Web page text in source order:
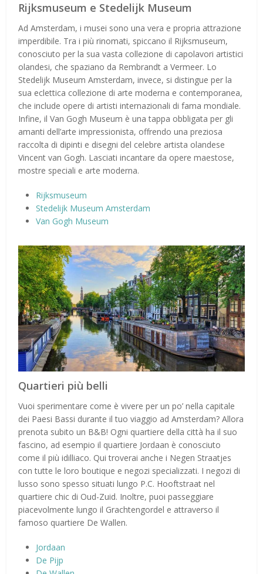
Rijksmuseum e Stedelijk Museum
Ad Amsterdam, i musei sono una vera e propria attrazione
imperdibile. Tra i più rinomati, spiccano il Rijksmuseum,
conosciuto per la sua vasta collezione di capolavori artistici
olandesi, che spaziano da Rembrandt a Vermeer. Lo
Stedelijk Museum Amsterdam, invece, si distingue per la
sua eclettica collezione di arte moderna e contemporanea,
che include opere di artisti internazionali di fama mondiale.
Infine, il Van Gogh Museum è una tappa obbligata per gli
amanti dell’arte impressionista, offrendo una preziosa
raccolta di dipinti e disegni del celebre artista olandese
Vincent van Gogh. Lasciati incantare da opere maestose,
mostre speciali e arte moderna.
Rijksmuseum
Stedelijk Museum Amsterdam
Van Gogh Museum
Quartieri più belli
Vuoi sperimentare come è vivere per un po’ nella capitale
dei Paesi Bassi durante il tuo viaggio ad Amsterdam? Allora
prenota subito un B&B! Ogni quartiere della città ha il suo
fascino, ad esempio il quartiere Jordaan è conosciuto
come il più idilliaco. Qui troverai anche i Negen Straatjes
con tutte le loro boutique e negozi specializzati. I negozi di
lusso sono spesso situati lungo P.C. Hooftstraat nel
quartiere chic di Oud-Zuid. Inoltre, puoi passeggiare
piacevolmente lungo il Grachtengordel e attraverso il
famoso quartiere De Wallen.
Jordaan
De Pijp